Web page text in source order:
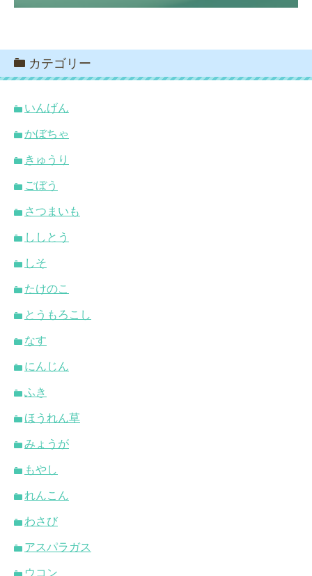
カテゴリー
いんげん
かぼちゃ
きゅうり
ごぼう
さつまいも
ししとう
しそ
たけのこ
とうもろこし
なす
にんじん
ふき
ほうれん草
みょうが
もやし
れんこん
わさび
アスパラガス
ウコン